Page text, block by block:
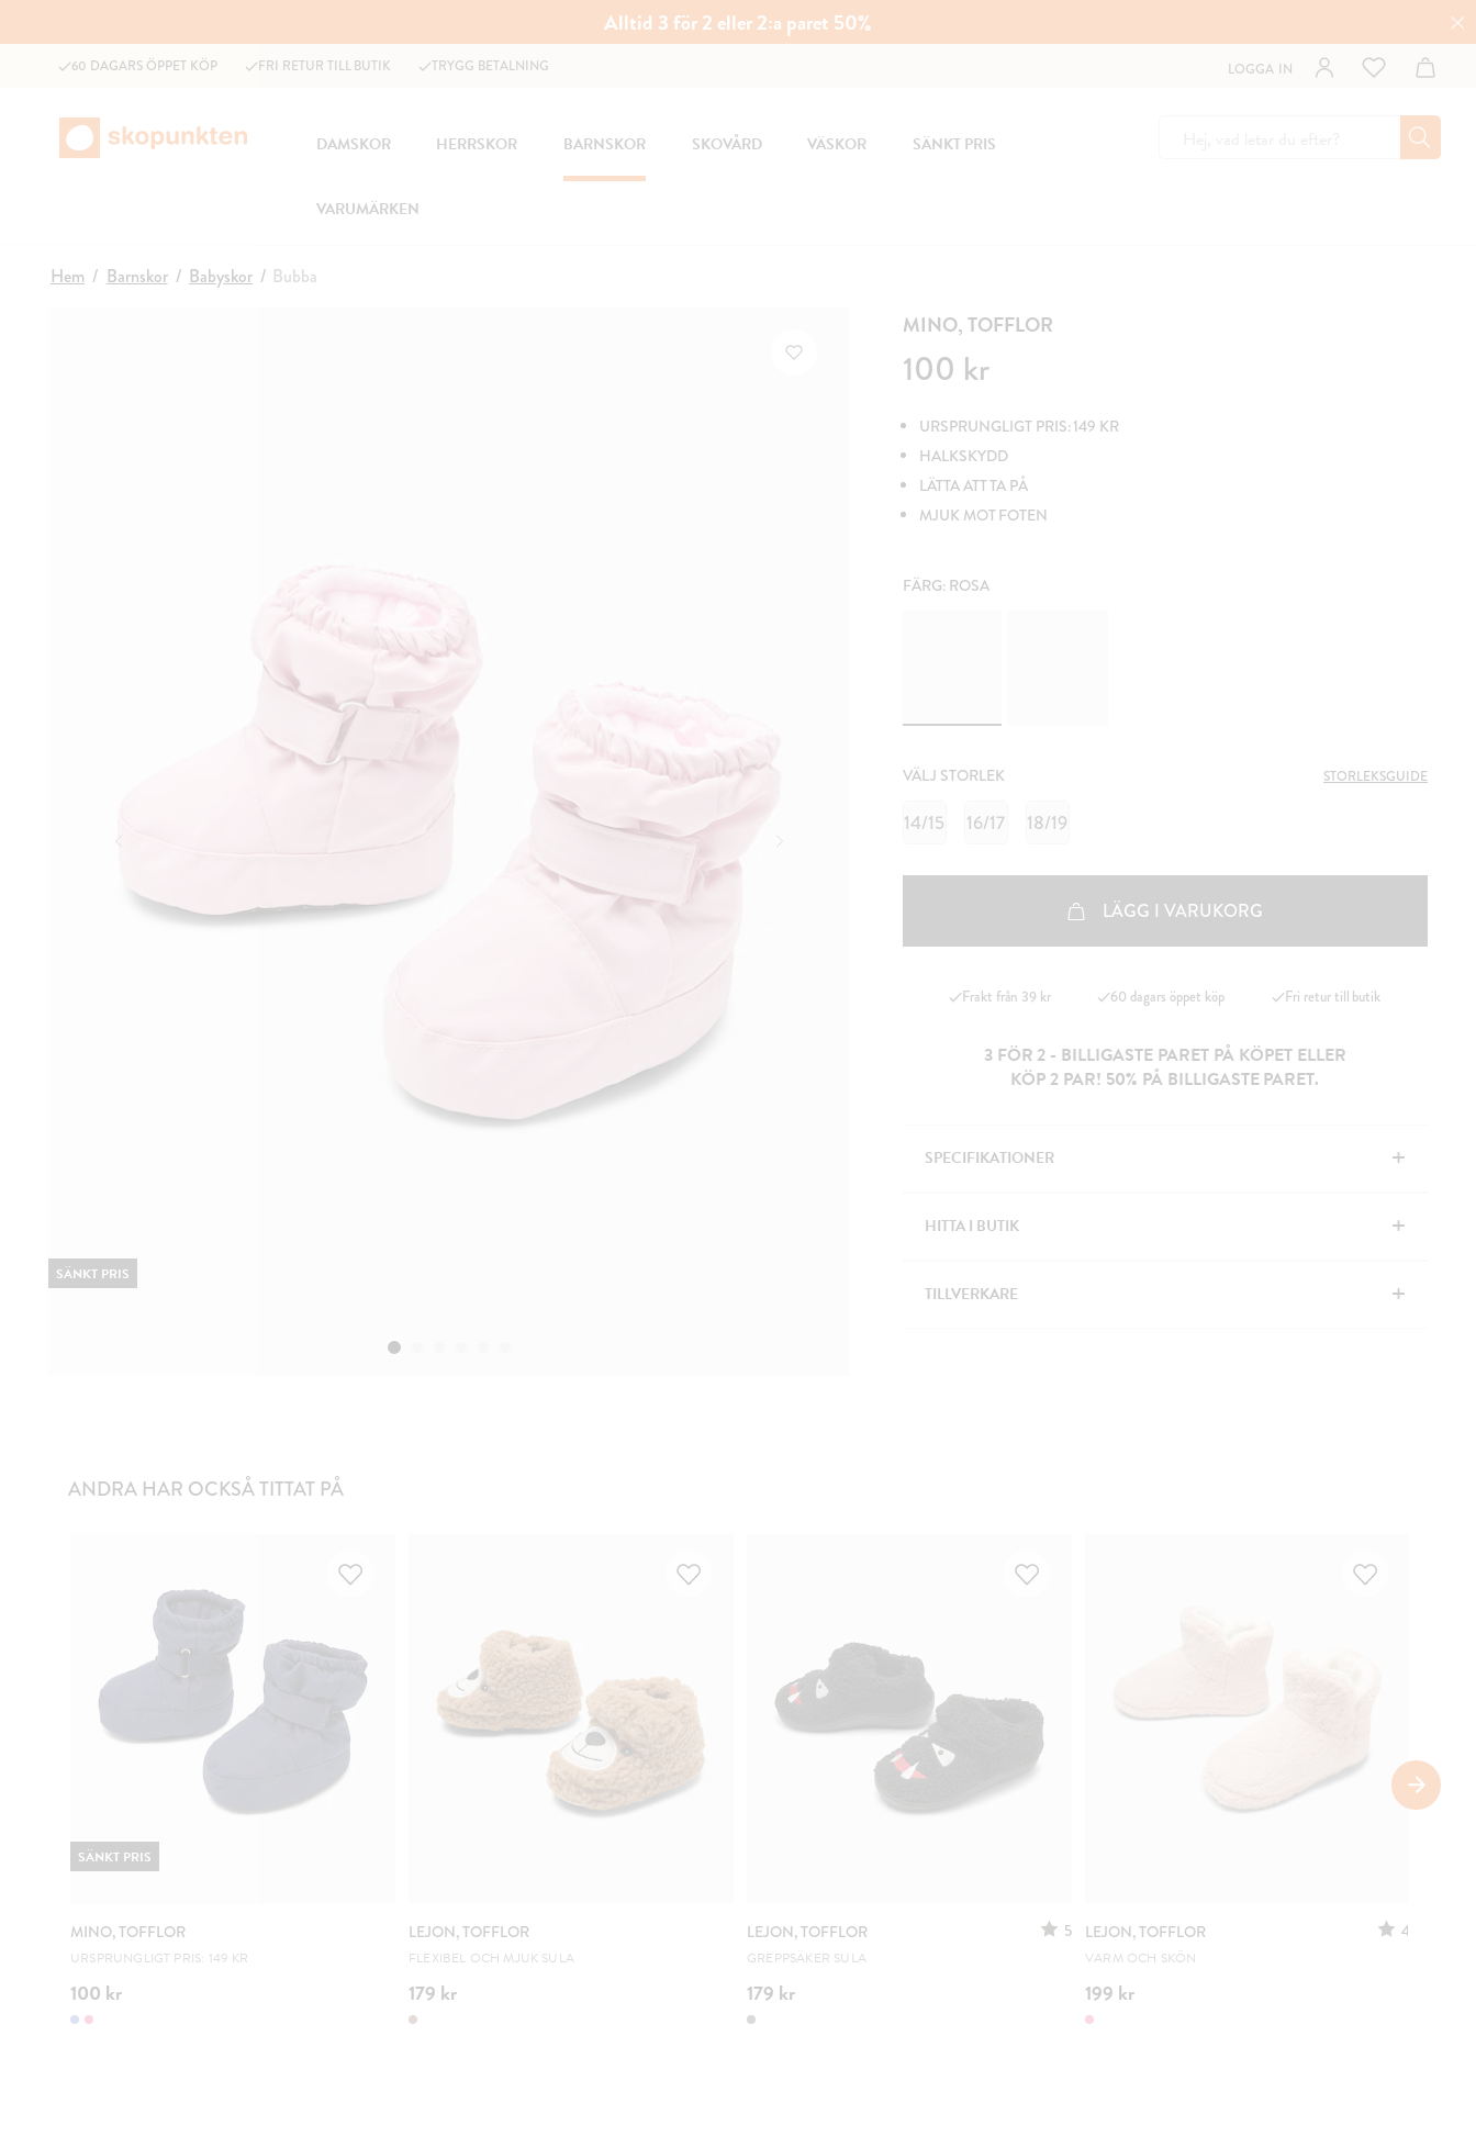
Alltid 3 för 2 eller 2:a paret 50%
60 DAGARS ÖPPET KÖP FRI RETUR TILL BUTIK TRYGG BETALNING LOGGA IN
DAMSKOR HERRSKOR BARNSKOR SKOVÅRD VÄSKOR SÄNKT PRIS
VARUMÄRKEN
Hem Barnskor Babyskor Bubba
SÄNKT PRIS
MINO, TOFFLOR
Pris: 100 kr
100 kr
URSPRUNGLIGT PRIS: 149 KR
HALKSKYDD
LÄTTA ATT TA PÅ
MJUK MOT FOTEN
FÄRG: ROSA
VÄLJ STORLEK STORLEKSGUIDE
14/15 16/17 18/19
LÄGG I VARUKORG
Frakt från 39 kr 60 dagars öppet köp Fri retur till butik
3 FÖR 2 - BILLIGASTE PARET PÅ KÖPET ELLER
KÖP 2 PAR! 50% PÅ BILLIGASTE PARET.
SPECIFIKATIONER +
HITTA I BUTIK +
TILLVERKARE +
ANDRA HAR OCKSÅ TITTAT PÅ
MINO, TOFFLOR
URSPRUNGLIGT PRIS: 149 KR
100 kr
SÄNKT PRIS
LEJON, TOFFLOR
FLEXIBEL OCH MJUK SULA
179 kr
LEJON, TOFFLOR 5
GREPPSÄKER SULA
179 kr
LEJON, TOFFLOR 4
VARM OCH SKÖN
199 kr